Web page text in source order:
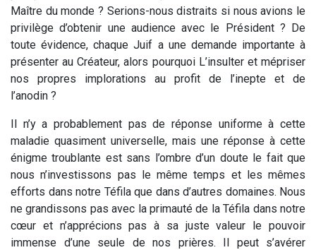
Maître du monde ? Serions-nous distraits si nous avions le
privilège d’obtenir une audience avec le Président ? De
toute évidence, chaque Juif a une demande importante à
présenter au Créateur, alors pourquoi L’insulter et mépriser
nos propres implorations au profit de l’inepte et de
l’anodin ?
Il n’y a probablement pas de réponse uniforme à cette
maladie quasiment universelle, mais une réponse à cette
énigme troublante est sans l’ombre d’un doute le fait que
nous n’investissons pas le même temps et les mêmes
efforts dans notre Téfila que dans d’autres domaines. Nous
ne grandissons pas avec la primauté de la Téfila dans notre
cœur et n’apprécions pas à sa juste valeur le pouvoir
immense d’une seule de nos prières. Il peut s’avérer